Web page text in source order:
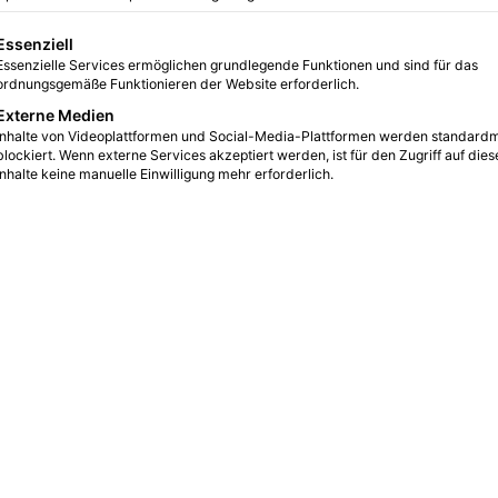
Shaker, &
DESIGNfrom
eine Liste der Service-Gruppen, für die eine
Services ermöglichen grundlegende Funktionen und sind für das
Funktionieren der Website erforderlich.
Medien
von Videoplattformen und Social-Media-Plattformen werden
Wenn externe Services akzeptiert werden, ist für den Zugriff auf
keine manuelle Einwilligung mehr erforderlich.